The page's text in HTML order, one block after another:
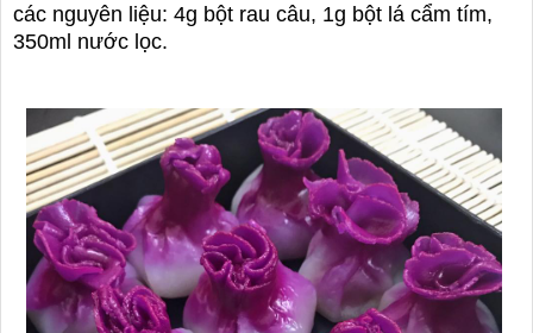
các nguyên liệu: 4g bột rau câu, 1g bột lá cẩm tím,
350ml nước lọc.